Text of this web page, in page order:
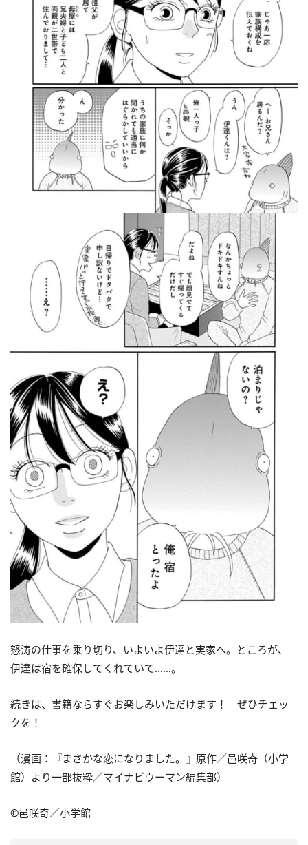
怒涛の仕事を乗り切り、いよいよ伊達と実家へ。ところが、
伊達は宿を確保してくれていて……。
続きは、書籍ならすぐお楽しみいただけます！ ぜひチェッ
クを！
（漫画：『まさかな恋になりました。』原作／邑咲奇（小学
館）より一部抜粋／マイナビウーマン編集部）
©邑咲奇／小学館